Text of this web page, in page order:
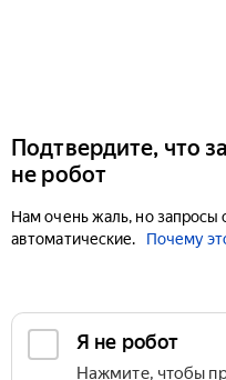
Подтвердите, что
не робот
Нам очень жаль, но запросы
автоматические.
Почему